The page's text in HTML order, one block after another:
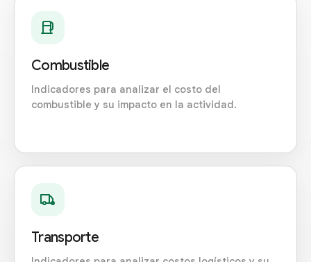
Combustible
Indicadores para analizar el costo del
combustible y su impacto en la actividad.
Transporte